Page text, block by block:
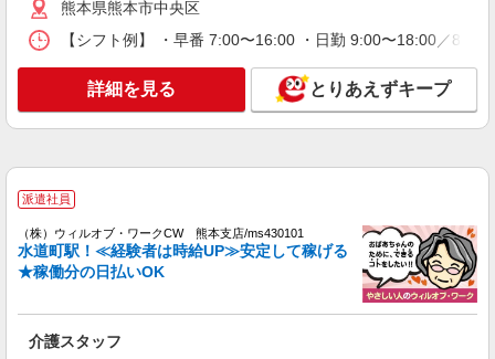
時給1,300円 ★週払いOK（規定あり） ※給与
幅は経験・能力による
熊本県熊本市中央区 【最寄駅】熊本市電「商
業高校前」駅 ★マイカー・バイク通勤もOK！
キープ 詳細を見る
日研トータルソーシング株式会社 メディカルケア事業部/熊本オフィ
ス
未経験・無資格OKの介護スタッフ
時給1,300円〜1,400円 ★週払いOK（規定あ
熊本県熊本市中央区
【シフト例】 ・早番 7:00〜16:00 ・日勤 9:00〜18:00／
詳細を見る とりあえずキープ
派遣社員
（株）ウィルオブ・ワークCW 熊本支店/ms430101
水道町駅！≪経験者は時給UP≫安定して稼げる
★稼働分の日払いOK
介護スタッフ